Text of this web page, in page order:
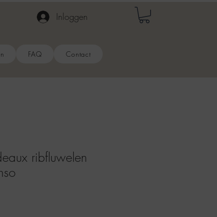
Inloggen
FAQ Contact
ribfluwelen